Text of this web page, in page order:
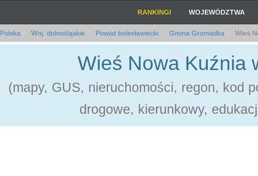
RANKINGI WOJEWÓDZTWA
Polska Woj. dolnośląskie Powiat bolesławiecki Gmina Gromadka Wieś
Wieś Nowa Kuźnia
(mapy, GUS, nieruchomości, regon, kod
drogowe, kierunkowy,